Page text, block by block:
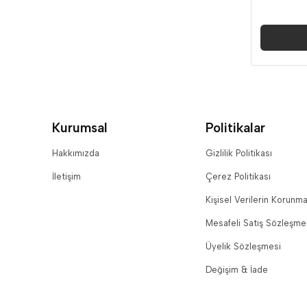
Kurumsal
Hakkımızda
İletişim
Politikalar
Gizlilik Politikası
Çerez Politikası
Kişisel Verilerin
Mesafeli Satış
Üyelik Sözleşmesi
Değişim & İade